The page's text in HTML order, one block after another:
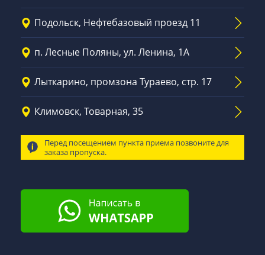
Подольск, Нефтебазовый проезд 11
п. Лесные Поляны, ул. Ленина, 1А
Лыткарино, промзона Тураево, стр. 17
Климовск, Товарная, 35
Перед посещением пункта приема позвоните для
заказа пропуска.